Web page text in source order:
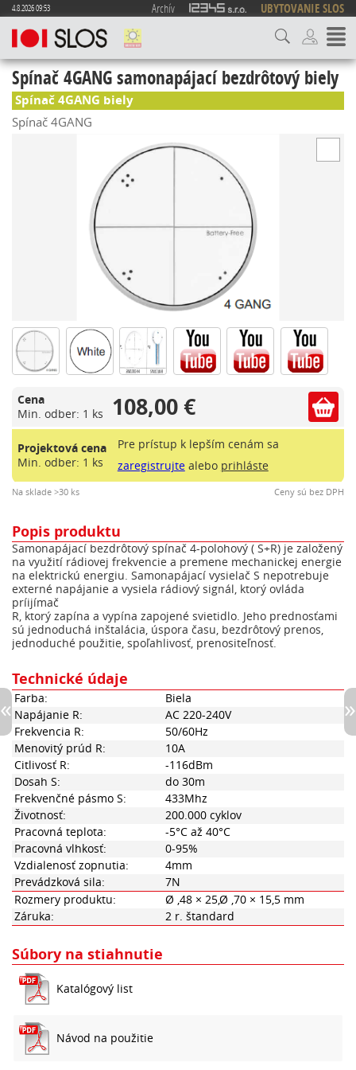
4.8.2026 09:53 Archív UBYTOVANIE SLOS
Spínač 4GANG samonapájací bezdrôtový biely
Spínač 4GANG biely
Spínač 4GANG
Cena
Min. odber: 1 ks
108,00 €
Projektová cena
Min. odber: 1 ks
Pre prístup k lepším cenám sa
zaregistrujtealebo prihláste
Na sklade >30 ks Ceny sú bez DPH
Popis produktu
Samonapájací bezdrôtový spínač 4-polohový ( S+R) je založený
na využití rádiovej frekvencie a premene mechanickej energie
na elektrickú energiu. Samonapájací vysielač S nepotrebuje
externé napájanie a vysiela rádiový signál, ktorý ovláda
príijímač
R, ktorý zapína a vypína zapojené svietidlo. Jeho prednosťami
sú jednoduchá inštalácia, úspora času, bezdrôtový prenos,
jednoduché použitie, spoľahlivosť, prenositeľnosť.
Technické údaje
Farba:
Biela
Napájanie R:
AC 220-240V
Frekvencia R:
50/60Hz
Menovitý prúd R:
10A
Citlivosť R:
-116dBm
Dosah S:
do 30m
Frekvenčné pásmo S:
433Mhz
Životnosť:
200.000 cyklov
Pracovná teplota:
-5°C až 40°C
Pracovná vlhkosť:
0-95%
Vzdialenosť zopnutia:
4mm
Prevádzková sila:
7N
Rozmery produktu:
Ø ,48 × 25,Ø ,70 × 15,5 mm
Záruka:
2 r. štandard
Súbory na stiahnutie
Katalógový list
Návod na použitie